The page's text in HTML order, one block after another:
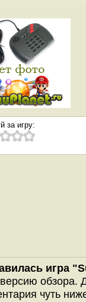
за игру:
игра
обзора.
чуть